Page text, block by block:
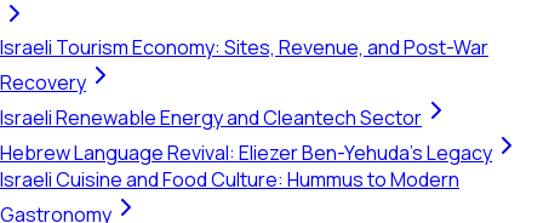
Israeli Tourism Economy: Sites, Revenue, and Post-War
Recovery
Israeli Renewable Energy and Cleantech Sector
Hebrew Language Revival: Eliezer Ben-Yehuda's Legacy
Israeli Cuisine and Food Culture: Hummus to Modern
Gastronomy